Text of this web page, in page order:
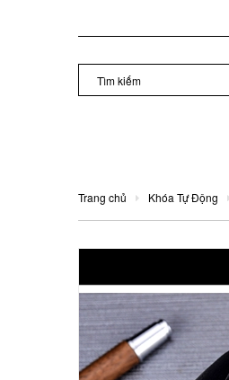
Trang chủ Khóa Tự Động